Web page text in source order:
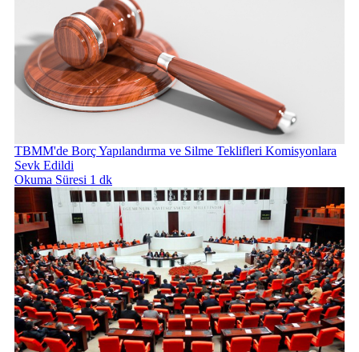
TBMM'de Borç Yapılandırma ve Silme Teklifleri Komisyonlara
Sevk Edildi
Okuma Süresi 1 dk